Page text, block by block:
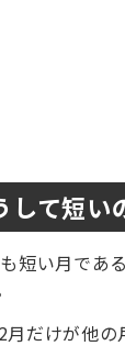
して短い
短い月であ
月だけが他